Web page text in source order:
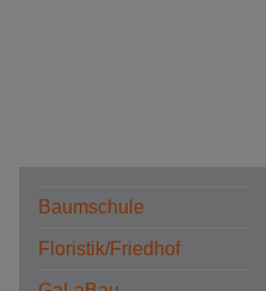
Baumschule
Floristik/Friedhof